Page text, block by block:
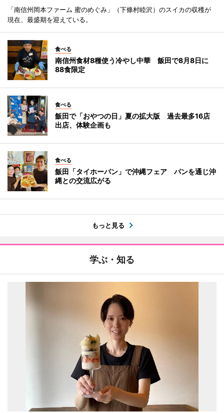
「南信州岡本ファーム 蜜のめぐみ」（下條村睦沢）のスイカの収穫が
現在、最盛期を迎えている。
食べる
南信州食材8種使う冷やし中華 飯田で8月8日に
88食限定
食べる
飯田で「おやつの日」夏の拡大版 過去最多16店
出店、体験企画も
食べる
飯田「タイホーパン」で沖縄フェア パンを通じ沖
縄との交流広がる
もっと見る
学ぶ・知る